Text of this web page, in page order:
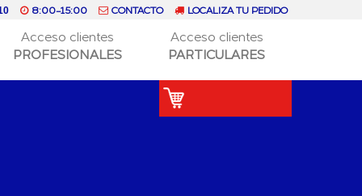
8:00-15:00 CONTACTO LOCALIZA TU PEDIDO
Acceso clientes
PROFESIONALES
Acceso clientes
PARTICULARES